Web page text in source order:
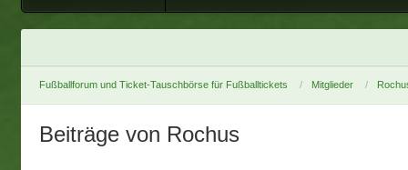
Fußballforum und Ticket-Tauschbörse für Fußballtickets Mitglieder
Beiträge von Rochus